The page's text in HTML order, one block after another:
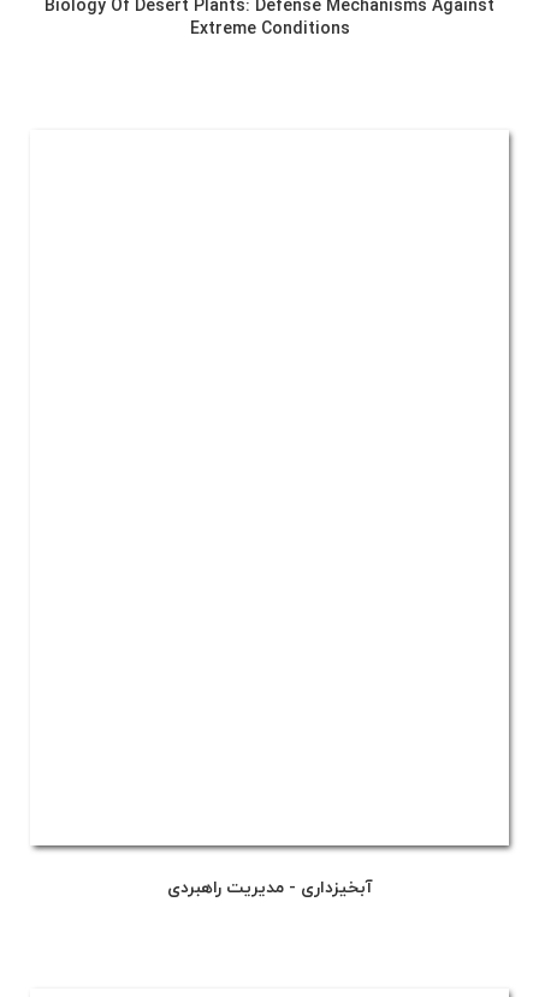
Biology Of Desert Plants: Defense Mechanisms Against
Extreme Conditions
آبخیزداری - مدیریت راهبردی